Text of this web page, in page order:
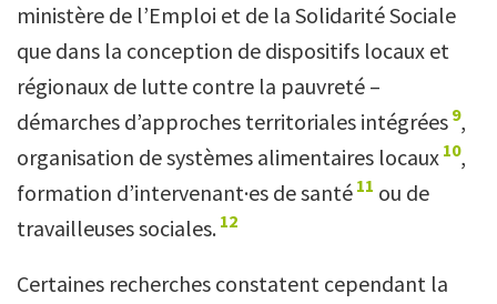
ministère de l’Emploi et de la Solidarité Sociale
que dans la conception de dispositifs locaux et
régionaux de lutte contre la pauvreté –
démarches d’approches territoriales intégrées 9,
organisation de systèmes alimentaires locaux 10,
formation d’intervenant·es de santé 11 ou de
travailleuses sociales. 12
Certaines recherches constatent cependant la